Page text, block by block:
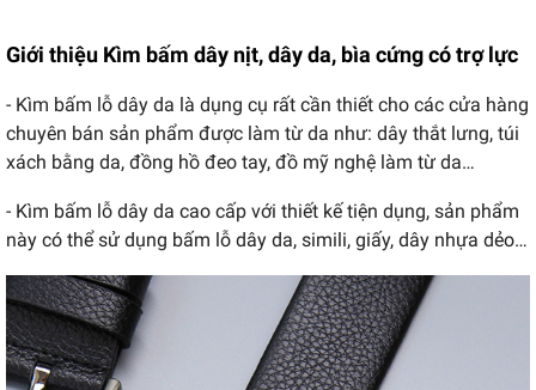
Giới thiệu Kìm bấm dây nịt, dây da, bìa cứng có trợ lực
- Kìm bấm lỗ dây da là dụng cụ rất cần thiết cho các cửa hàng
chuyên bán sản phẩm được làm từ da như: dây thắt lưng, túi
xách bằng da, đồng hồ đeo tay, đồ mỹ nghệ làm từ da…
- Kìm bấm lỗ dây da cao cấp với thiết kế tiện dụng, sản phẩm
này có thể sử dụng bấm lỗ dây da, simili, giấy, dây nhựa dẻo…